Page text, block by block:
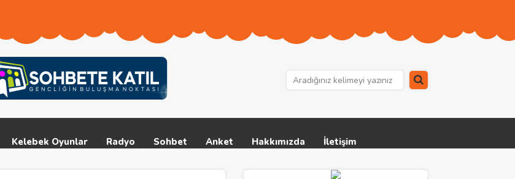
Kelebek Oyunlar Radyo Sohbet Anket Hakkımızda İletişim